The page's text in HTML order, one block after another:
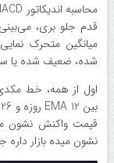
قدم جلو بری،
شده، ضعیف شده یا
نشون میده بازار داره